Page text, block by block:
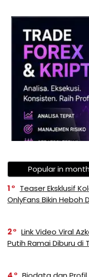
Popular in
1
Teaser Eksklusif
OnlyFans Bikin Heboh
2
Link Video Viral
Putih Ramai Diburu di